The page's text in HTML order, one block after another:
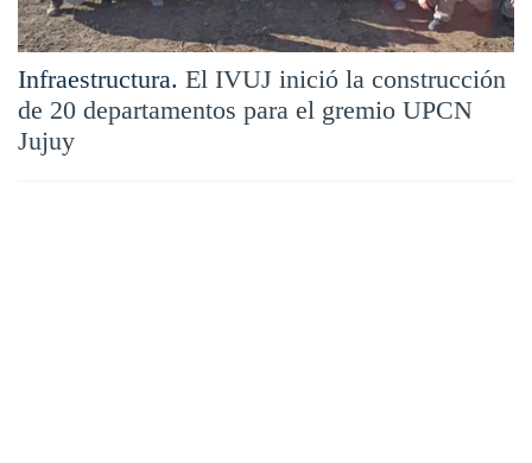
Infraestructura. El IVUJ inició la construcción
de 20 departamentos para el gremio UPCN
Jujuy